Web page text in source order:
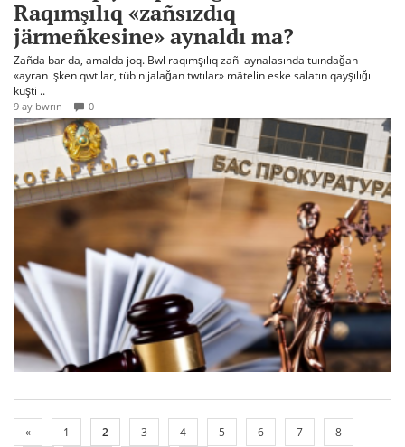
Raqımşılıq «zañsızdıq
järmeñkesine» aynaldı ma?
Zañda bar da, amalda joq. Bwl raqımşılıq zañı aynalasında tuındağan
«ayran işken qwtılar, tübin jalağan twtılar» mätelin eske salatın qayşılığı
küşti ..
9 ay bwrın 0
« 1 2 3 4 5 6 7
8